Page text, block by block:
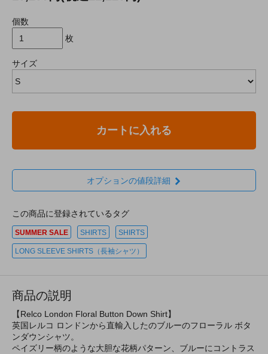
個数
枚
サイズ
カートに入れる
オプションの値段詳細
この商品に登録されているタグ
SUMMER SALE SHIRTS SHIRTS
LONG SLEEVE SHIRTS（長袖シャツ）
商品の説明
【Relco London Floral Button Down Shirt】
英国レルコ ロンドンから直輸入したのブルーのフローラル ボタ
ンダウンシャツ。
ペイズリー柄のような大胆な花柄パターン、ブルーにコントラス